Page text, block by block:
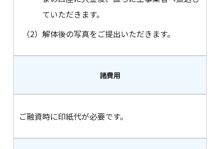
ていただきます。
（2） 解体後の写真をご提出いただきます。
諸費用
ご融資時に印紙代が必要です。